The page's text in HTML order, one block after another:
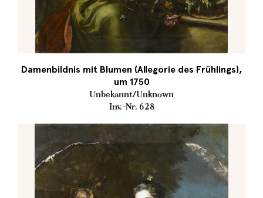
Damenbildnis mit Blumen (Allegorie des Frühlings),
um 1750
Unbekannt/Unknown
Inv.-Nr. 628